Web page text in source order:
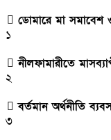
ডোমারে মা সমাবেশ
১
নীলফামারীতে
২
বর্তমান অর্থনীতি
৩